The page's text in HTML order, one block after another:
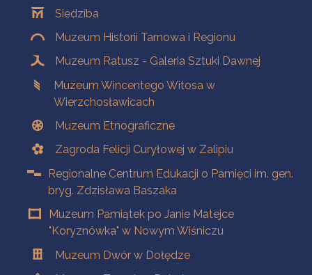
Siedziba
Muzeum Historii Tarnowa i Regionu
Muzeum Ratusz - Galeria Sztuki Dawnej
Muzeum Wincentego Witosa w
Wierzchosławicach
Muzeum Etnograficzne
Zagroda Felicji Curyłowej w Zalipiu
Regionalne Centrum Edukacji o Pamięci im. gen.
bryg. Zdzisława Baszaka
Muzeum Pamiątek po Janie Matejce
"Koryznówka" w Nowym Wiśniczu
Muzeum Dwór w Dołędze